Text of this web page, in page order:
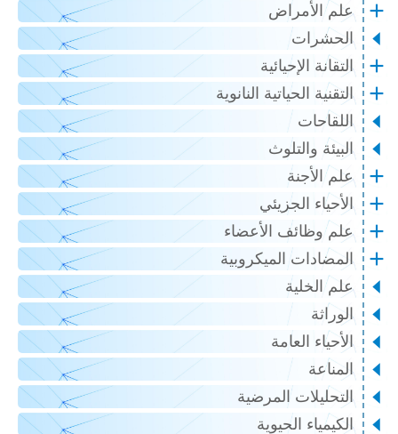
علم الأمراض
الحشرات
التقانة الإحيائية
التقنية الحياتية النانوية
اللقاحات
البيئة والتلوث
علم الأجنة
الأحياء الجزيئي
علم وظائف الأعضاء
المضادات الميكروبية
علم الخلية
الوراثة
الأحياء العامة
المناعة
التحليلات المرضية
الكيمياء الحيوية